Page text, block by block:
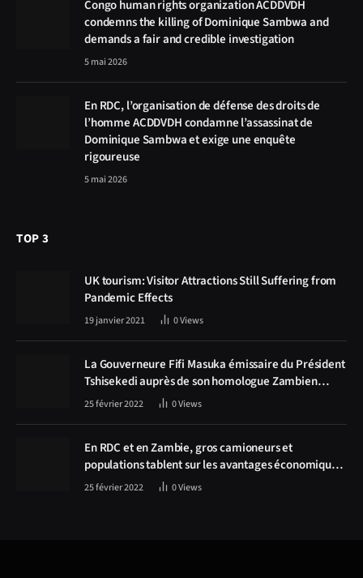
Congo human rights organization ACDDVDH
condemns the killing of Dominique Sambwa and
demands a fair and credible investigation
5 mai 2026
En RDC, l’organisation de défense des droits de
l’homme ACDDVDH condamne l’assassinat de
Dominique Sambwa et exige une enquête
rigoureuse
5 mai 2026
TOP 3
UK tourism: Visitor Attractions Still Suffering from
Pandemic Effects
19 janvier 2021 0Views
La Gouverneure Fifi Masuka émissaire du Président
Tshisekedi auprès de son homologue Zambien
Hichilema, la construction de la route Kolwezi -
25 février 2022 0Views
En RDC et en Zambie, gros camioneurs et
populations tablent sur les avantages économiques
de la route Kolwezi-Solwezi
25 février 2022 0Views